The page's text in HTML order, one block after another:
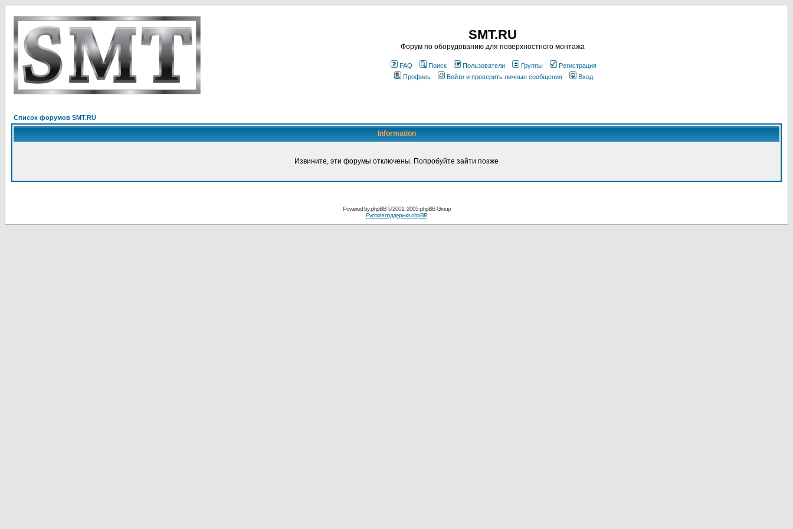
SMT.RU
Форум по оборудованию для поверхностного монтажа
FAQ Поиск Пользователи Группы
Регистрация
Профиль
Войти и проверить личные сообщения Вход
Список форумов SMT.RU
Information
Извините, эти форумы отключены. Попробуйте зайти позже
Powered byphpBB© 2001, 2005 phpBB Group
Русская поддержка phpBB